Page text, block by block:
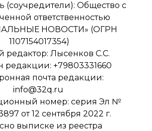
(соучредители): Общество с
ответственностью
НОВОСТИ» (ОГРН
1107154017354)
редактор: Лысенков С.С.
редакции: +79803331660
почта редакции:
info@32q.ru
номер: серия Эл №
от 12 сентября 2022 г.
выписке из реестра